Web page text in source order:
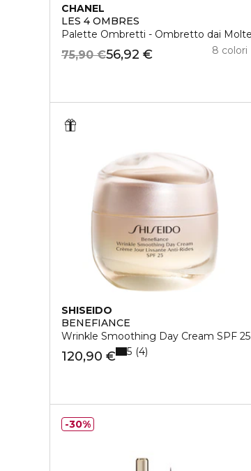
CHANEL
LES 4 OMBRES
Palette Ombretti - Ombretto dai
56,92 €
75,90 € 8 colori
SHISEIDO
BENEFIANCE
Wrinkle Smoothing Day Cream SPF 25
120,90 € 5 4
30%